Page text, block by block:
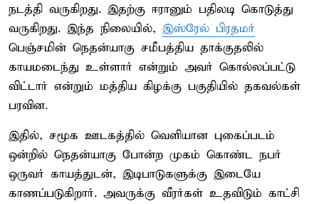
நடத்தி வருகிறது. இதற்கு ஈரானும் பதிலடி கொடுத்து
வருகிறது. இந்த நிலையில், இஸ்ரேல் பிரதமர்
பெஞ்சமின் நெதன்யாகு சமீபத்திய தாக்குதலில்
காயமடைந்து உள்ளார் என்றும் அவர் கொல்லப்பட்டு
விட்டார் என்றும் மத்திய கிழக்கு பகுதியில் தகவல்கள்
பரவின.
இதில், சமூக ஊடகத்தில் வெளியான புகைப்படம்
ஒன்றில் நெதன்யாகு போன்ற முகம் கொண்ட நபர்
ஒருவர் காயத்துடன், இடிபாடுகளுக்கு இடையே
காணப்படுகிறார். அவருக்கு வீரர்கள் உதவிடும் காட்சி